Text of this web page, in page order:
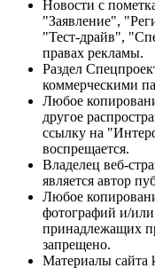
Новости с
"Заявление",
"Тест-драйв",
правах рекламы.
Раздел
коммерческими
Любое
другое
ссылку на
воспрещается.
Владелец веб-
является автор
Любое
фотографий и/или
принадлежащих
запрещено.
Материалы сайта